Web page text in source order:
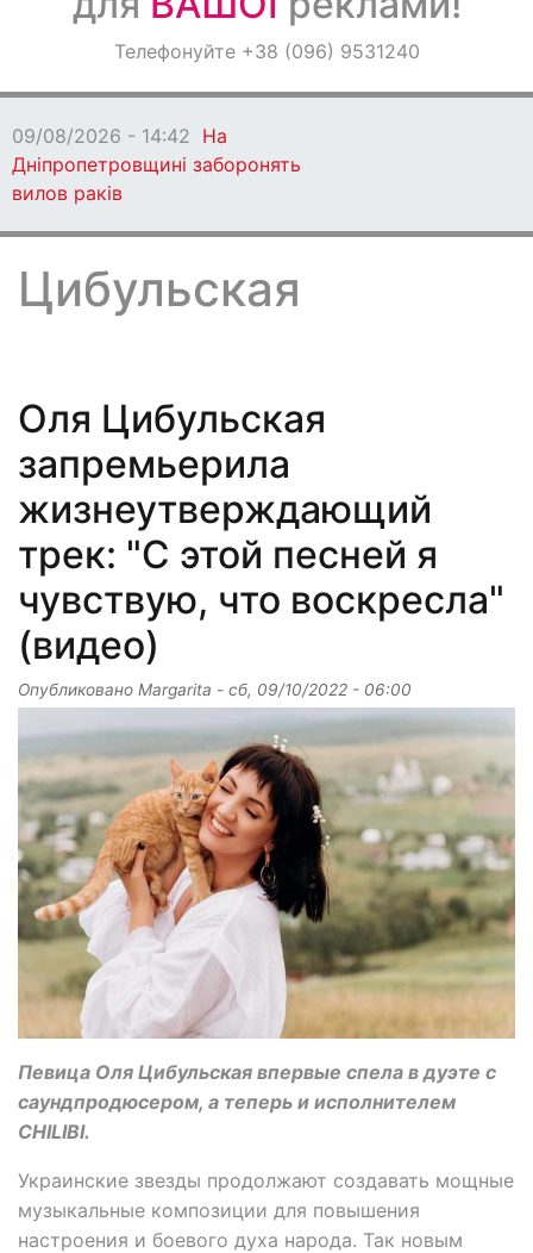
ОголошенняТелефонуйте +38 (096) 9531240
09/08/2026 - 13:06
Кам'янське втратило
захисника
Цибульская
Оля Цибульская
запремьерила
жизнеутверждающий
трек: "С этой песней я
чувствую, что воскресла"
(видео)
Опубликовано Margarita - сб, 09/10/2022 - 06:00
Певица Оля Цибульская впервые спела в дуэте с
саундпродюсером, а теперь и исполнителем
CHILIBI.
Украинские звезды продолжают создавать мощные
музыкальные композиции для повышения
настроения и боевого духа народа. Так новым